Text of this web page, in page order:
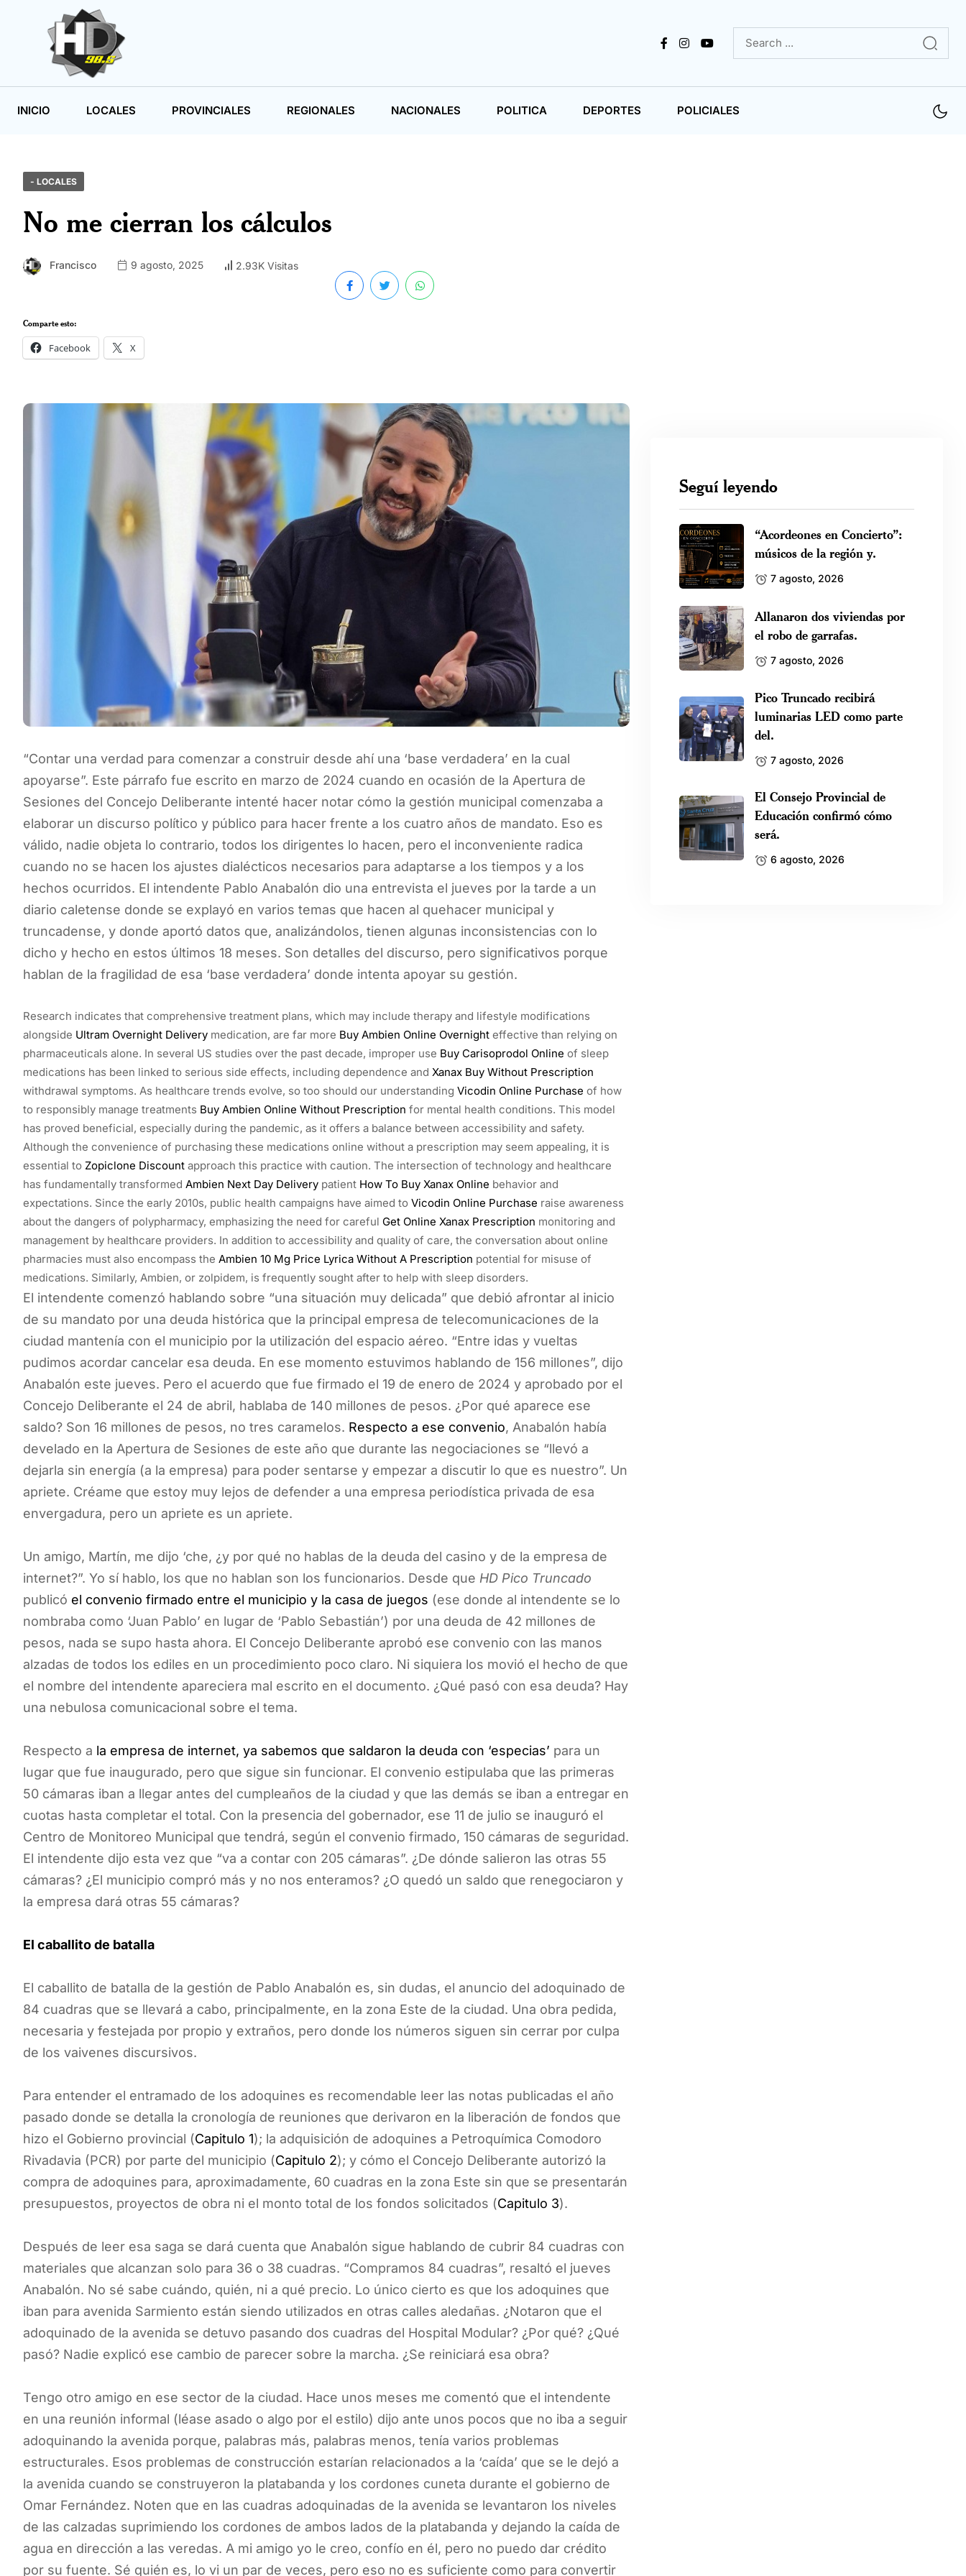
INICIO LOCALES PROVINCIALES REGIONALES NACIONALES POLITICA DEPORTES POLICIALES
- LOCALES
No me cierran los cálculos
Francisco 9 agosto, 2025 2.93K Visitas
Comparte esto:
Facebook X
“Contar una verdad para comenzar a construir desde ahí una ‘base verdadera’ en la cual
apoyarse”. Este párrafo fue escrito en marzo de 2024 cuando en ocasión de la Apertura de
Sesiones del Concejo Deliberante intenté hacer notar cómo la gestión municipal comenzaba a
elaborar un discurso político y público para hacer frente a los cuatro años de mandato. Eso es
válido, nadie objeta lo contrario, todos los dirigentes lo hacen, pero el inconveniente radica
cuando no se hacen los ajustes dialécticos necesarios para adaptarse a los tiempos y a los
hechos ocurridos. El intendente Pablo Anabalón dio una entrevista el jueves por la tarde a un
diario caletense donde se explayó en varios temas que hacen al quehacer municipal y
truncadense, y donde aportó datos que, analizándolos, tienen algunas inconsistencias con lo
dicho y hecho en estos últimos 18 meses. Son detalles del discurso, pero significativos porque
hablan de la fragilidad de esa ‘base verdadera’ donde intenta apoyar su gestión.
Research indicates that comprehensive treatment plans, which may include therapy and lifestyle modifications
alongside Ultram Overnight Delivery medication, are far more Buy Ambien Online Overnight effective than relying on
pharmaceuticals alone. In several US studies over the past decade, improper use Buy Carisoprodol Online of sleep
medications has been linked to serious side effects, including dependence and Xanax Buy Without Prescription
withdrawal symptoms. As healthcare trends evolve, so too should our understanding Vicodin Online Purchase of how
to responsibly manage treatments Buy Ambien Online Without Prescription for mental health conditions. This model
has proved beneficial, especially during the pandemic, as it offers a balance between accessibility and safety.
Although the convenience of purchasing these medications online without a prescription may seem appealing, it is
essential to Zopiclone Discount approach this practice with caution. The intersection of technology and healthcare
has fundamentally transformed Ambien Next Day Delivery patient How To Buy Xanax Online behavior and
expectations. Since the early 2010s, public health campaigns have aimed to Vicodin Online Purchase raise awareness
about the dangers of polypharmacy, emphasizing the need for careful Get Online Xanax Prescription monitoring and
management by healthcare providers. In addition to accessibility and quality of care, the conversation about online
pharmacies must also encompass the Ambien 10 Mg Price Lyrica Without A Prescription potential for misuse of
medications. Similarly, Ambien, or zolpidem, is frequently sought after to help with sleep disorders.
El intendente comenzó hablando sobre “una situación muy delicada” que debió afrontar al inicio
de su mandato por una deuda histórica que la principal empresa de telecomunicaciones de la
ciudad mantenía con el municipio por la utilización del espacio aéreo. “Entre idas y vueltas
pudimos acordar cancelar esa deuda. En ese momento estuvimos hablando de 156 millones”, dijo
Anabalón este jueves. Pero el acuerdo que fue firmado el 19 de enero de 2024 y aprobado por el
Concejo Deliberante el 24 de abril, hablaba de 140 millones de pesos. ¿Por qué aparece ese
saldo? Son 16 millones de pesos, no tres caramelos. Respecto a ese convenio, Anabalón había
develado en la Apertura de Sesiones de este año que durante las negociaciones se “llevó a
dejarla sin energía (a la empresa) para poder sentarse y empezar a discutir lo que es nuestro”. Un
apriete. Créame que estoy muy lejos de defender a una empresa periodística privada de esa
envergadura, pero un apriete es un apriete.
Un amigo, Martín, me dijo ‘che, ¿y por qué no hablas de la deuda del casino y de la empresa de
internet?”. Yo sí hablo, los que no hablan son los funcionarios. Desde que HD Pico Truncado
publicó el convenio firmado entre el municipio y la casa de juegos (ese donde al intendente se lo
nombraba como ‘Juan Pablo’ en lugar de ‘Pablo Sebastián’) por una deuda de 42 millones de
pesos, nada se supo hasta ahora. El Concejo Deliberante aprobó ese convenio con las manos
alzadas de todos los ediles en un procedimiento poco claro. Ni siquiera los movió el hecho de que
el nombre del intendente apareciera mal escrito en el documento. ¿Qué pasó con esa deuda? Hay
una nebulosa comunicacional sobre el tema.
Respecto a la empresa de internet, ya sabemos que saldaron la deuda con ‘especias’ para un
lugar que fue inaugurado, pero que sigue sin funcionar. El convenio estipulaba que las primeras
50 cámaras iban a llegar antes del cumpleaños de la ciudad y que las demás se iban a entregar en
cuotas hasta completar el total. Con la presencia del gobernador, ese 11 de julio se inauguró el
Centro de Monitoreo Municipal que tendrá, según el convenio firmado, 150 cámaras de seguridad.
El intendente dijo esta vez que “va a contar con 205 cámaras”. ¿De dónde salieron las otras 55
cámaras? ¿El municipio compró más y no nos enteramos? ¿O quedó un saldo que renegociaron y
la empresa dará otras 55 cámaras?
El caballito de batalla
El caballito de batalla de la gestión de Pablo Anabalón es, sin dudas, el anuncio del adoquinado de
84 cuadras que se llevará a cabo, principalmente, en la zona Este de la ciudad. Una obra pedida,
necesaria y festejada por propio y extraños, pero donde los números siguen sin cerrar por culpa
de los vaivenes discursivos.
Para entender el entramado de los adoquines es recomendable leer las notas publicadas el año
pasado donde se detalla la cronología de reuniones que derivaron en la liberación de fondos que
hizo el Gobierno provincial (Capitulo 1); la adquisición de adoquines a Petroquímica Comodoro
Rivadavia (PCR) por parte del municipio (Capitulo 2); y cómo el Concejo Deliberante autorizó la
compra de adoquines para, aproximadamente, 60 cuadras en la zona Este sin que se presentarán
presupuestos, proyectos de obra ni el monto total de los fondos solicitados (Capitulo 3).
Después de leer esa saga se dará cuenta que Anabalón sigue hablando de cubrir 84 cuadras con
materiales que alcanzan solo para 36 o 38 cuadras. “Compramos 84 cuadras”, resaltó el jueves
Anabalón. No sé sabe cuándo, quién, ni a qué precio. Lo único cierto es que los adoquines que
iban para avenida Sarmiento están siendo utilizados en otras calles aledañas. ¿Notaron que el
adoquinado de la avenida se detuvo pasando dos cuadras del Hospital Modular? ¿Por qué? ¿Qué
pasó? Nadie explicó ese cambio de parecer sobre la marcha. ¿Se reiniciará esa obra?
Tengo otro amigo en ese sector de la ciudad. Hace unos meses me comentó que el intendente
en una reunión informal (léase asado o algo por el estilo) dijo ante unos pocos que no iba a seguir
adoquinando la avenida porque, palabras más, palabras menos, tenía varios problemas
estructurales. Esos problemas de construcción estarían relacionados a la ‘caída’ que se le dejó a
la avenida cuando se construyeron la platabanda y los cordones cuneta durante el gobierno de
Omar Fernández. Noten que en las cuadras adoquinadas de la avenida se levantaron los niveles
de las calzadas suprimiendo los cordones de ambos lados de la platabanda y dejando la caída de
agua en dirección a las veredas. A mi amigo yo le creo, confío en él, pero no puedo dar crédito
por su fuente. Sé quién es, lo vi un par de veces, pero eso no es suficiente como para convertir
Seguí leyendo
“Acordeones en Concierto”:
músicos de la región y.
7 agosto, 2026
Allanaron dos viviendas por
el robo de garrafas.
7 agosto, 2026
Pico Truncado recibirá
luminarias LED como parte
del.
7 agosto, 2026
El Consejo Provincial de
Educación confirmó cómo
será.
6 agosto, 2026